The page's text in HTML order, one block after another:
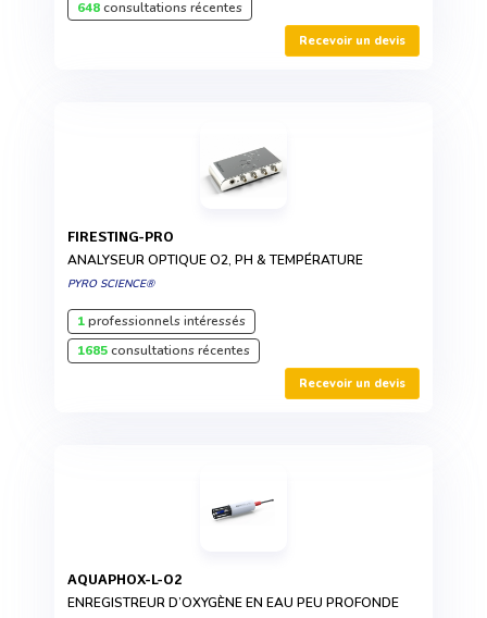
648consultations récentes
Recevoir un devis
FIRESTING-PRO
ANALYSEUR OPTIQUE O2, PH & TEMPÉRATURE
PYRO SCIENCE®
1professionnels intéressés
1685consultations récentes
Recevoir un devis
AQUAPHOX-L-O2
ENREGISTREUR D’OXYGÈNE EN EAU PEU PROFONDE